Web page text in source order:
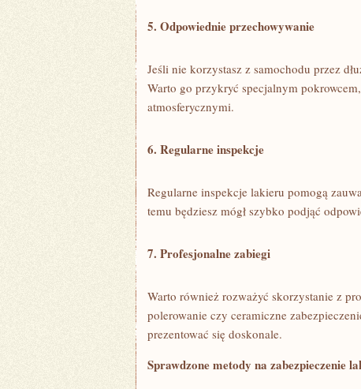
5. Odpowiednie przechowywanie
Jeśli nie korzystasz‌ z samochodu przez
Warto go przykryć specjalnym
atmosferycznymi.
6. Regularne ⁤inspekcje
Regularne inspekcje lakieru pomogą
temu będziesz mógł szybko podjąć
7. Profesjonalne​ zabiegi
Warto również rozważyć⁣ skorzystanie z
polerowanie czy ceramiczne
prezentować się ​doskonale.
Sprawdzone metody na ⁣zabezpieczenie